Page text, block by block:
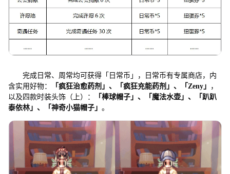
完成日常、周常均可获得「日常币」，日常币有专属商店，内
含实用好物：
「疯狂治愈药剂」、「疯狂充能药剂」、「Zeny」
，
以及四款时装头饰（上）：
「棒球帽子」、「魔法水壶」、「趴趴
泰依林」、「神奇小猫帽子」 。